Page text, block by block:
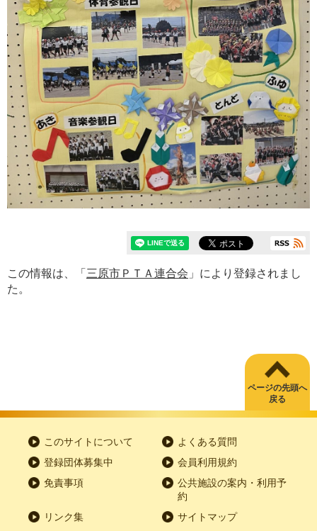
この情報は、「 三原市ＰＴＡ連合会 」により登録されまし
た。
ページの先頭へ
戻る
このサイトについて
よくある質問
登録団体募集中
会員利用規約
免責事項
公共施設の案内・利用予
約
リンク集
サイトマップ